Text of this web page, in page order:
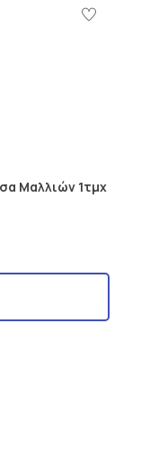
Μαλλιών 1τμχ